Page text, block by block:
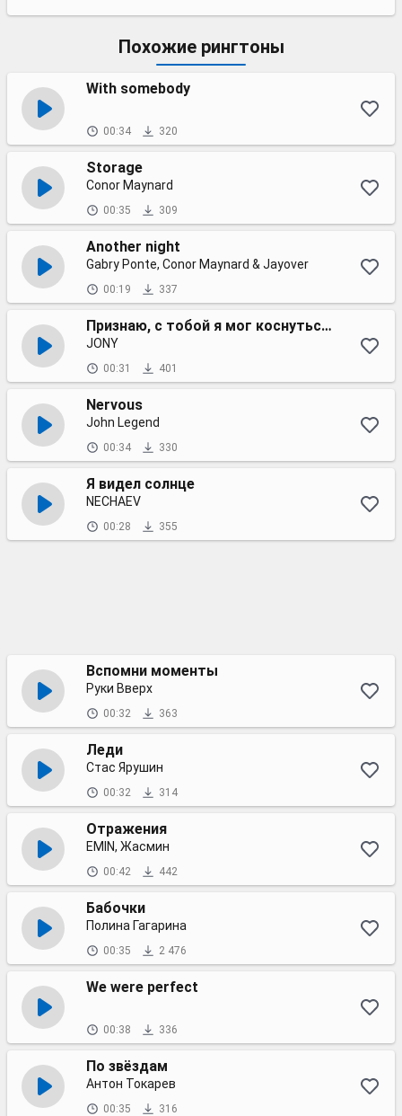
Похожие рингтоны
With somebody
00:34 320
Storage
Conor Maynard
00:35 309
Another night
Gabry Ponte, Conor Maynard & Jayover
00:19 337
Признаю, с тобой я мог коснуться до луны
JONY
00:31 401
Nervous
John Legend
00:34 330
Я видел солнце
NECHAEV
00:28 355
Вспомни моменты
Руки Вверх
00:32 363
Леди
Стас Ярушин
00:32 314
Отражения
EMIN, Жасмин
00:42 442
Бабочки
Полина Гагарина
00:35 2 476
We were perfect
00:38 336
По звёздам
Антон Токарев
00:35 316